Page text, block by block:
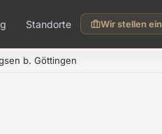
Standorte Wir stellen ein
b. Göttingen